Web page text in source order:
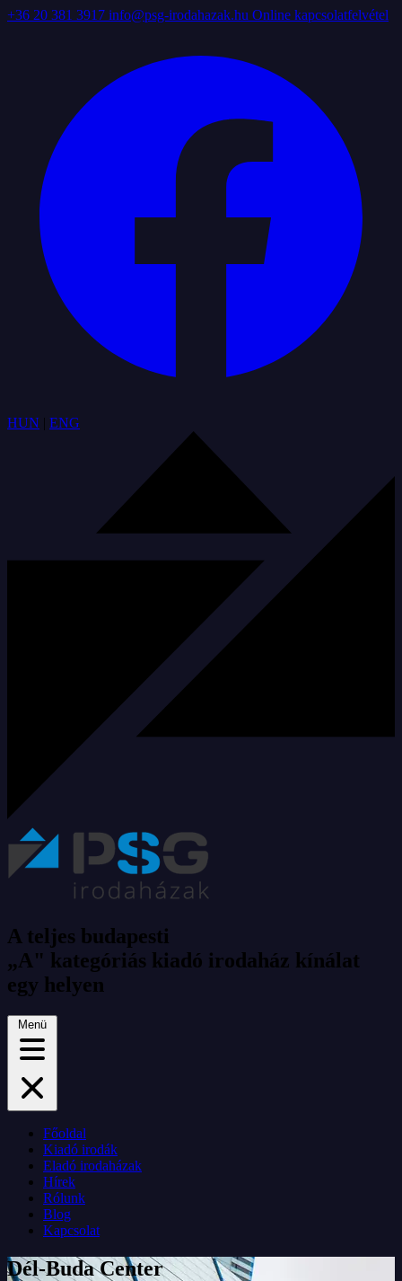
+36 20 381 3917 info@psg-irodahazak.hu Online kapcsolatfelvétel
HUN | ENG
A teljes budapesti
„A" kategóriás kiadó irodaház kínálat
egy helyen
Menü
Főoldal
Kiadó irodák
Eladó irodaházak
Hírek
Rólunk
Blog
Kapcsolat
Dél-Buda Center